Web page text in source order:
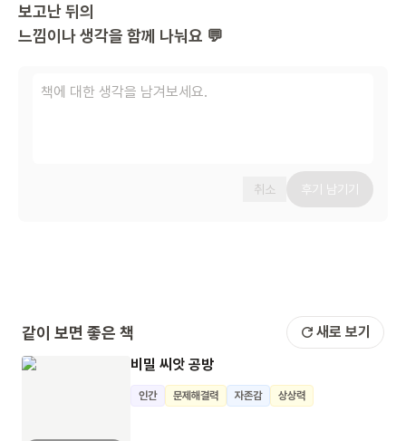
보고난 뒤의
느낌이나 생각을 함께 나눠요 💬
취소 후기 남기기
같이 보면 좋은 책 새로 보기
비밀 씨앗 공방
인간 문제해결력 자존감 상상력